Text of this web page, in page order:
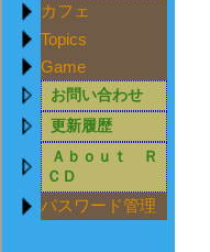
カフェ
Topics
Game
お問い合わせ
更新履歴
Ａｂｏｕｔ Ｒ
ＣＤ
パスワード管理